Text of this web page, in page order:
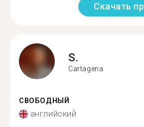
Скачать
S.
Cartagena
СВОБОДНЫЙ
английский